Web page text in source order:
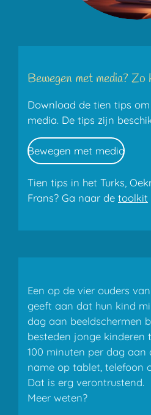
Bewegen met media? Zo
Download de tien tips
media. De tips zijn
Bewegen met media
Tien tips in het Turks,
Frans? Ga naar de toolkit
Een op de vier ouders
geeft aan dat hun kind
dag aan beeldschermen
besteden jonge kinderen
100 minuten per dag aan
name op tablet, telefoon
Dat is erg verontrustend.
Meer weten?